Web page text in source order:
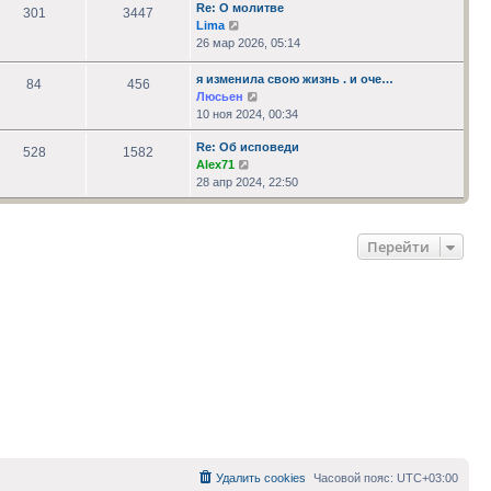
сообщению
301 3447
Re: О молитве
Lima
к
последнему
сообщению
26 мар 2026, 05:14
84 456
я изменила свою жизнь . и оче…
Люсьен
к
последнему
сообщению
10 ноя 2024, 00:34
528 1582
Re: Об исповеди
Alex71
к
последнему
28 апр 2024, 22:50
Перейти
Часовой пояс: UTC+03:00
Удалить cookies